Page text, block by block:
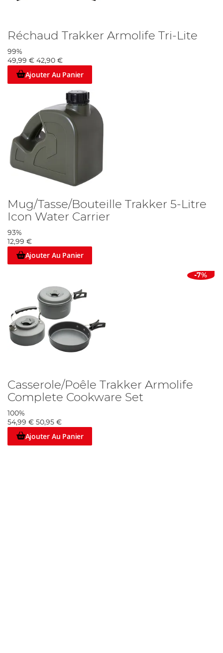
Réchaud Trakker Armolife Tri-Lite
99%
49,99 € 42,90 €
Ajouter Au Panier
Mug/Tasse/Bouteille Trakker 5-Litre
Icon Water Carrier
93%
12,99 €
Ajouter Au Panier
-7%
Casserole/Poêle Trakker Armolife
Complete Cookware Set
100%
54,99 € 50,95 €
Ajouter Au Panier